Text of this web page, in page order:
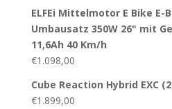
ELFEi Mittelmotor E Bike E-
Umbausatz 350W 26" mit
11,6Ah 40 Km/h
€1.098,00
Cube Reaction Hybrid EXC
€1.899,00